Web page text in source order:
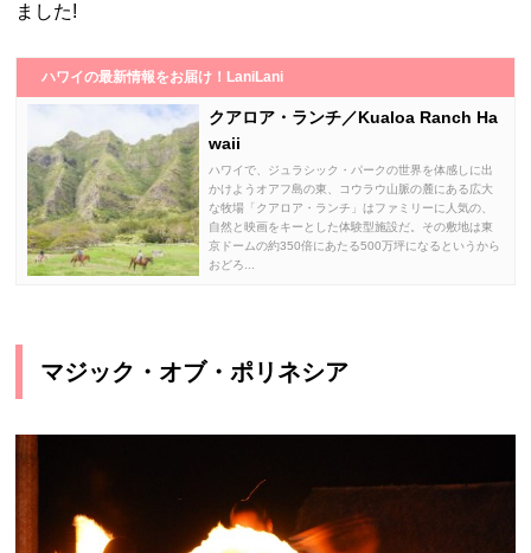
ました!
ハワイの最新情報をお届け！LaniLani
クアロア・ランチ／Kualoa Ranch Ha
waii
ハワイで、ジュラシック・パークの世界を体感しに出
かけようオアフ島の東、コウラウ山脈の麓にある広大
な牧場「クアロア・ランチ」はファミリーに人気の、
自然と映画をキーとした体験型施設だ。その敷地は東
京ドームの約350倍にあたる500万坪になるというから
おどろ...
マジック・オブ・ポリネシア